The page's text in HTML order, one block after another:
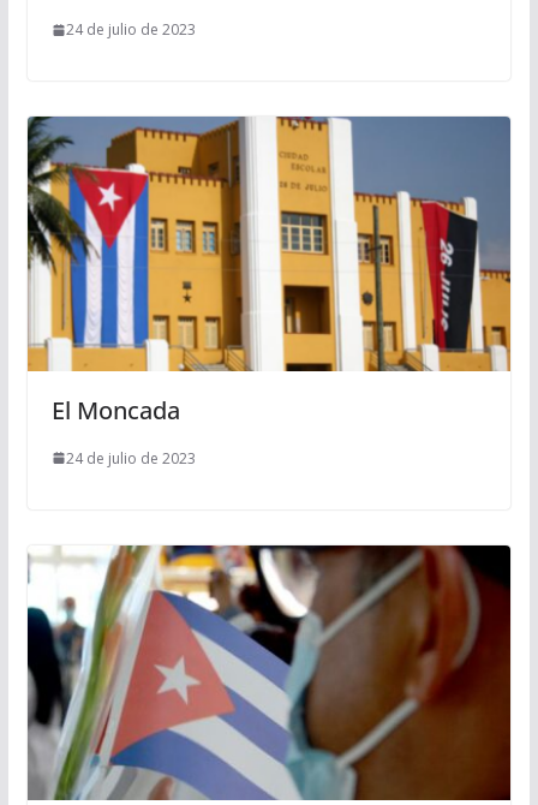
24 de julio de 2023
El Moncada
24 de julio de 2023